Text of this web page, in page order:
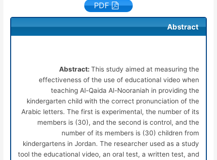
PDF
Abstract
Abstract:This study aimed at measuring the
effectiveness of the use of educational video when
teaching Al-Qaida Al-Nooraniah in providing the
kindergarten child with the correct pronunciation of the
Arabic letters. The first is experimental, the number of its
members is (30), and the second is control, and the
number of its members is (30) children from
kindergartens in Jordan. The researcher used as a study
tool the educational video, an oral test, a written test, and